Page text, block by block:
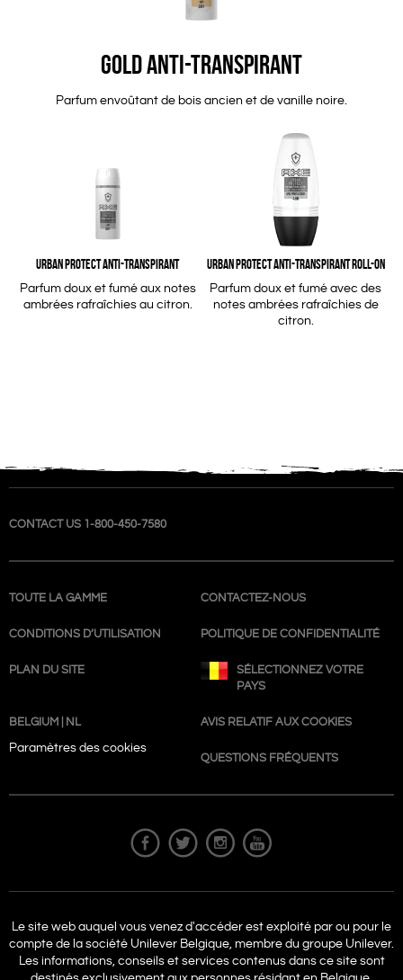
GOLD ANTI-TRANSPIRANT
Parfum envoûtant de bois ancien et de vanille noire.
URBAN PROTECT ANTI-TRANSPIRANT
Parfum doux et fumé aux notes
ambrées rafraîchies au citron.
URBAN PROTECT ANTI-TRANSPIRANT ROLL-ON
Parfum doux et fumé avec des
notes ambrées rafraîchies de
citron.
CONTACT US 1-800-450-7580
TOUTE LA GAMME CONTACTEZ-NOUS
CONDITIONS D’UTILISATION POLITIQUE DE CONFIDENTIALITÉ
PLAN DU SITE
SÉLECTIONNEZ VOTRE
PAYS
BELGIUM | NL AVIS RELATIF AUX COOKIES
Paramètres des cookies
QUESTIONS FRÉQUENTS
Le site web auquel vous venez d'accéder est exploité par ou pour le
compte de la société Unilever Belgique, membre du groupe Unilever.
Les informations, conseils et services contenus dans ce site sont